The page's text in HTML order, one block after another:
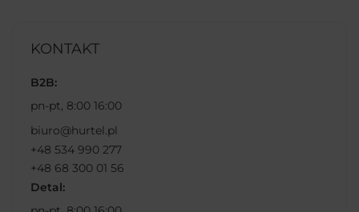
KONTAKT
B2B:
pn-pt, 8:00 16:00
biuro@hurtel.pl
+48 534 990 277
+48 68 300 01 56
Detal: